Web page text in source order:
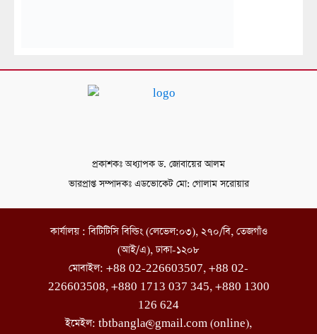
প্রকাশকঃ অধ্যাপক ড. জোবায়ের আলম
ভারপ্রাপ্ত সম্পাদকঃ এডভোকেট মো: গোলাম সরোয়ার
কার্যালয় : বিটিটিসি বিল্ডিং (লেভেল:০৩), ২৭০/বি, তেজগাঁও
(আই/এ), ঢাকা-১২০৮
মোবাইল: +88 02-226603507, +88 02-
226603508, +880 1713 037 345, +880 1300
126 624
ইমেইল: tbtbangla@gmail.com (online),